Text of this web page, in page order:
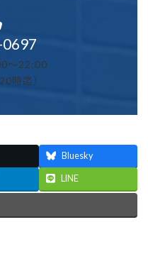
～22:00
時迄）
Bluesky
LINE